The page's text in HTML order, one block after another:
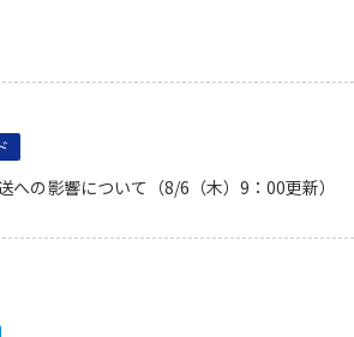
への影響について（8/6（木）9：00更新）